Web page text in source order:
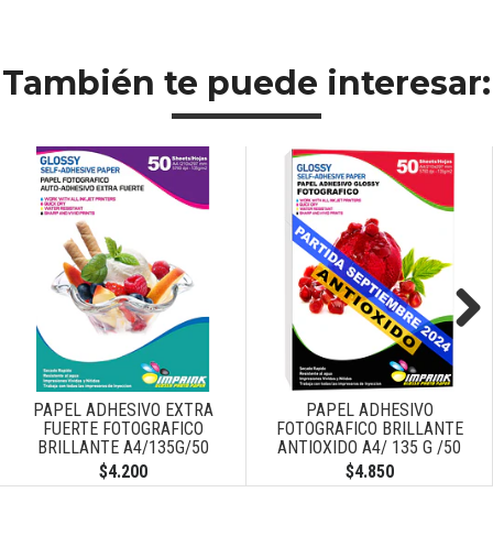
También te puede interesar:
PAPEL ADHESIVO EXTRA
FUERTE FOTOGRAFICO
BRILLANTE A4/135G/50
HOJAS
$4.200
PAPEL ADHESIVO
FOTOGRAFICO BRILLANTE
ANTIOXIDO A4/ 135 G /50
HOJAS
$4.850
Next